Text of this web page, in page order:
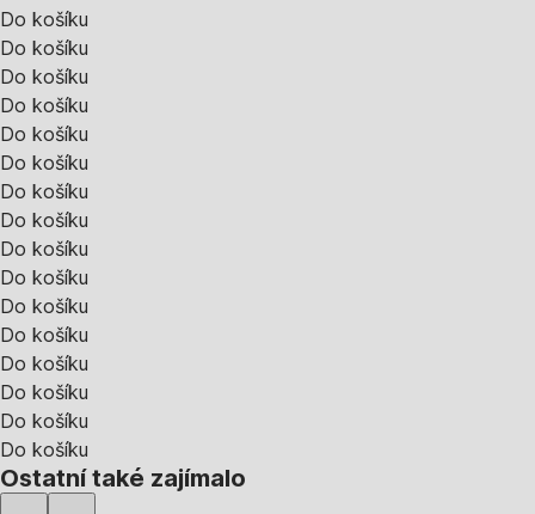
Do košíku
Do košíku
Do košíku
Do košíku
Do košíku
Do košíku
Do košíku
Do košíku
Do košíku
Do košíku
Do košíku
Do košíku
Do košíku
Do košíku
Do košíku
Do košíku
Ostatní také zajímalo